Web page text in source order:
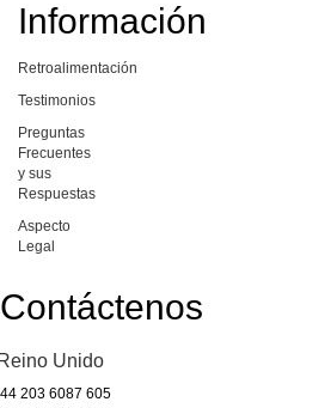
Información
Retroalimentación
Testimonios
Preguntas
Frecuentes
y sus
Respuestas
Aspecto
Legal
Contáctenos
Unido
203 6087 605